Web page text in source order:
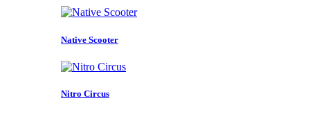
Native Scooter
Nitro Circus